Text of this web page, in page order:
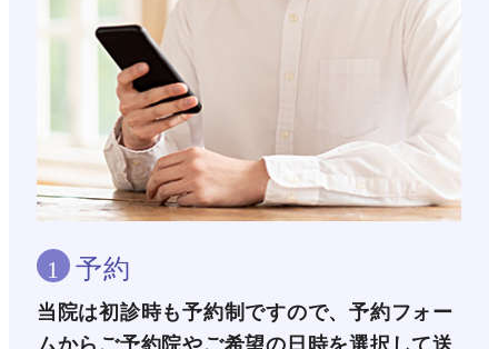
1 予約
当院は初診時も予約制ですので、予約フォー